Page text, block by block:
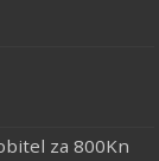
za 800Kn